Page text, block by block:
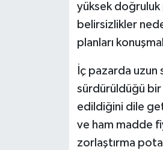
yüksek
belirsizlikler
planları
İç pazarda uzun
sürdürüldüğü bir
edildiğini dile
ve ham madde
zorlaştırma